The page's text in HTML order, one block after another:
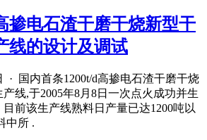
掺电石渣干磨干烧新型干
线的设计及调试
· 国内首条1200t/d高掺电石渣干磨干烧
线,于2005年8月8日一次点火成功并生
前该生产线熟料日产量已达1200吨以
中所 .